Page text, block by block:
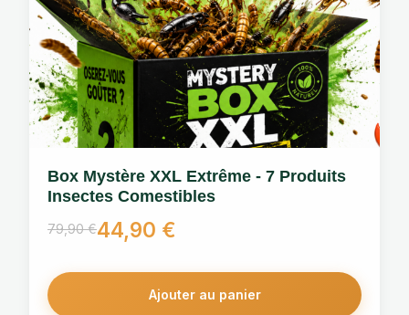
Box Mystère XXL Extrême - 7 Produits
Insectes Comestibles
79,90€
prix
44,90 €
prix
Ajouter au panier